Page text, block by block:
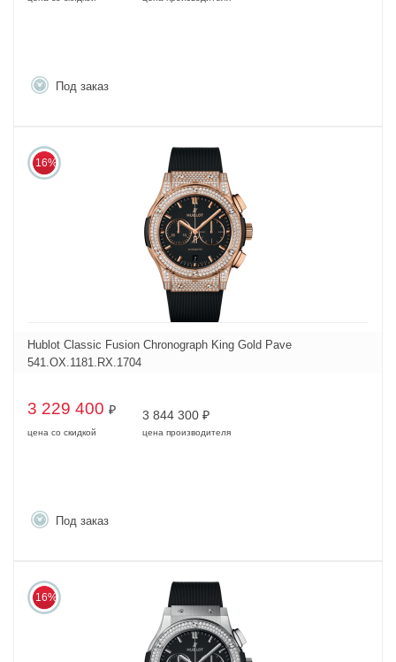
Под заказ
16%
Hublot Classic Fusion Chronograph King Gold Pave
541.OX.1181.RX.1704
3 229 400 ₽
цена со скидкой
3 844 300 ₽
цена производителя
Под заказ
16%